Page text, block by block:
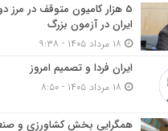
5 هزار کامیون متوقف در مرز
ایران در آزمون بزرگ
ایران فردا و تصمیم امروز
همگرایی بخش کشاورزی و